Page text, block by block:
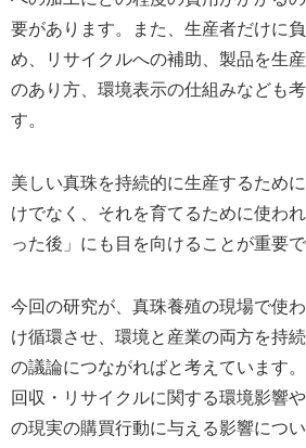
要があります。また、生産者だけに
め、リサイクルへの補助、製品を生
のあり方、環境表示の仕組みなども
す。
美しい真珠を持続的に生産するため
けでなく、それを育てるために使わ
った後」にも目を向けることが重要で
今回の研究が、真珠養殖の現場で使
け循環させ、環境と産業の両方を持
の議論につながればと考えています
回収・リサイクルに関する環境影響
の現実の購買行動に与える影響につ